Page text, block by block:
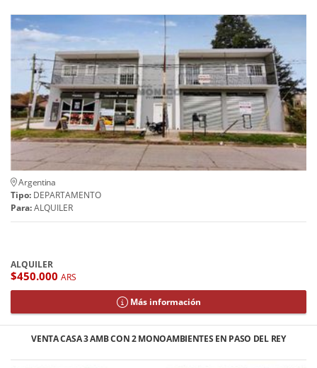
Argentina
Tipo: DEPARTAMENTO
Para:ALQUILER
ALQUILER
$450.000 ARS
Más información
VENTA CASA 3 AMB CON 2 MONOAMBIENTES EN PASO DEL REY